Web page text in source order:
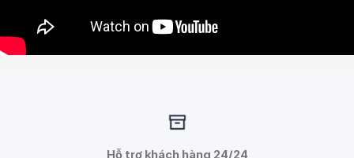
Hỗ trợ khách hàng 24/24